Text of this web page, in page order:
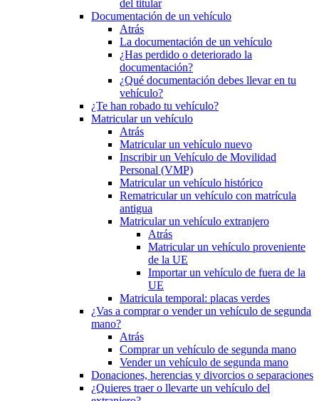
del titular
Documentación de un vehículo
Atrás
La documentación de un vehículo
¿Has perdido o deteriorado la
documentación?
¿Qué documentación debes llevar en tu
vehículo?
¿Te han robado tu vehículo?
Matricular un vehículo
Atrás
Matricular un vehículo nuevo
Inscribir un Vehículo de Movilidad
Personal (VMP)
Matricular un vehículo histórico
Rematricular un vehículo con matrícula
antigua
Matricular un vehículo extranjero
Atrás
Matricular un vehículo proveniente
de la UE
Importar un vehículo de fuera de la
UE
Matricula temporal: placas verdes
¿Vas a comprar o vender un vehículo de segunda
mano?
Atrás
Comprar un vehículo de segunda mano
Vender un vehículo de segunda mano
Donaciones, herencias y divorcios o separaciones
¿Quieres traer o llevarte un vehículo del